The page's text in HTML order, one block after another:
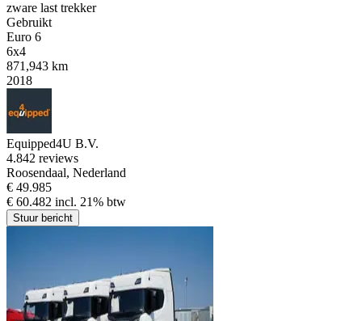
zware last trekker
Gebruikt
Euro 6
6x4
871,943 km
2018
Equipped4U B.V.
4.842 reviews
Roosendaal, Nederland
€ 49.985
€ 60.482 incl. 21% btw
Stuur bericht